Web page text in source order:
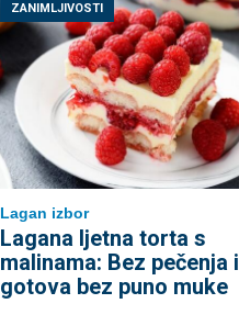
ZANIMLJIVOSTI
Lagan izbor
Lagana ljetna torta s
malinama: Bez pečenja i
gotova bez puno muke